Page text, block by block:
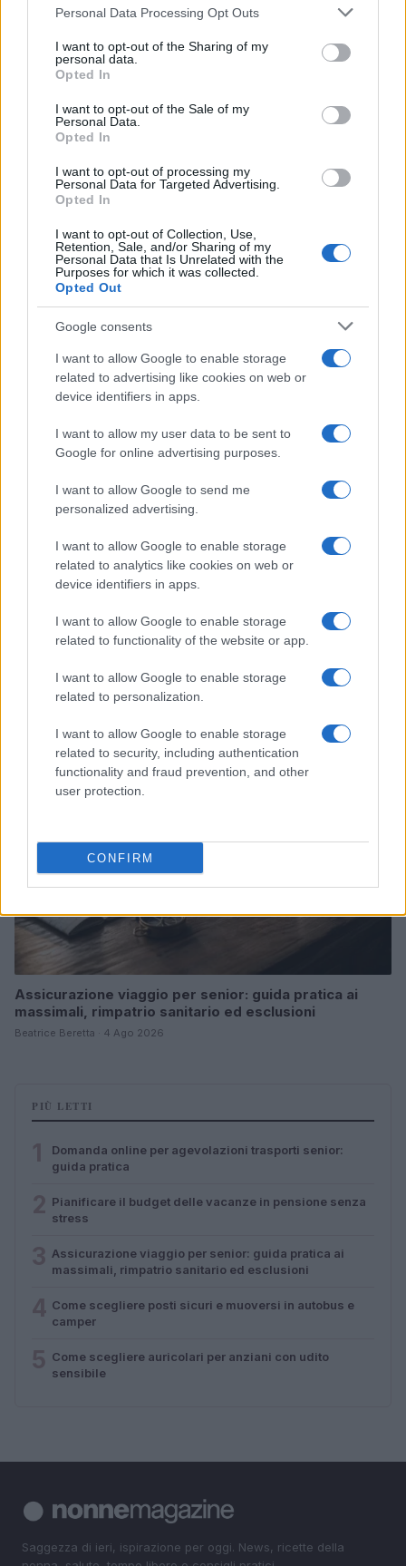
Please note that this website/app uses one or more Google
not limited to your visit or usage behaviour. You may click to
grant or deny consent to Google and its third-party tags to
use your data for below specified purposes in below Google
consent section.
Personal Data Processing Opt Outs
I want to opt-out of the Sharing of my
personal data.
Opted In
I want to opt-out of the Sale of my
Personal Data.
Opted In
I want to opt-out of processing my
Personal Data for Targeted Advertising.
Opted In
I want to opt-out of Collection, Use,
Retention, Sale, and/or Sharing of my
Personal Data that Is Unrelated with the
Purposes for which it was collected.
Opted Out
Google consents
I want to allow Google to enable storage
related to advertising like cookies on web or
device identifiers in apps.
I want to allow my user data to be sent to
Google for online advertising purposes.
I want to allow Google to send me
personalized advertising.
I want to allow Google to enable storage
related to analytics like cookies on web or
device identifiers in apps.
I want to allow Google to enable storage
related to functionality of the website or app.
I want to allow Google to enable storage
related to personalization.
I want to allow Google to enable storage
related to security, including authentication
functionality and fraud prevention, and other
user protection.
CONFIRM
COME FARE
Domanda online per agevolazioni trasporti senior:
Marco Bianchi · 6 Ago 2026
stress
Matteo Pellegrino · 6 Ago 2026
COME FARE
Assicurazione viaggio per senior: guida pratica ai
massimali, rimpatrio sanitario ed esclusioni
Beatrice Beretta · 4 Ago 2026
PIÙ LETTI
Domanda online per agevolazioni trasporti senior:
guida pratica
Pianificare il budget delle vacanze in pensione senza
stress
Assicurazione viaggio per senior: guida pratica ai
massimali, rimpatrio sanitario ed esclusioni
Come scegliere posti sicuri e muoversi in autobus e
camper
Come scegliere auricolari per anziani con udito
sensibile
Saggezza di ieri, ispirazione per oggi. News, ricette della